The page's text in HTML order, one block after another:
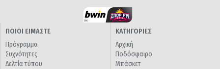
ΠΟΙΟΙ ΕΙΜΑΣΤΕ
Πρόγραμμα
Συχνότητες
Δελτία τύπου
ΚΑΤΗΓΟΡΙΕΣ
Αρχική
Ποδόσφαιρο
Μπάσκετ